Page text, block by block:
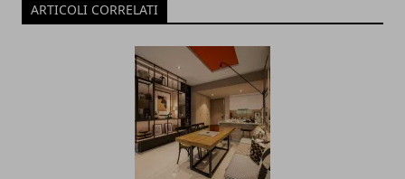
ARTICOLI CORRELATI